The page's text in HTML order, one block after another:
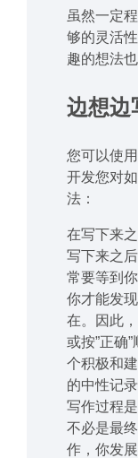
虽然一定
够的灵活
趣的想法也
边想边
您可以使
开发您对
法：
在写下来
写下来之
常要等到
你才能发
在。因此
或按”正确
个积极和
的中性记
写作过程
不必是最
作，你发